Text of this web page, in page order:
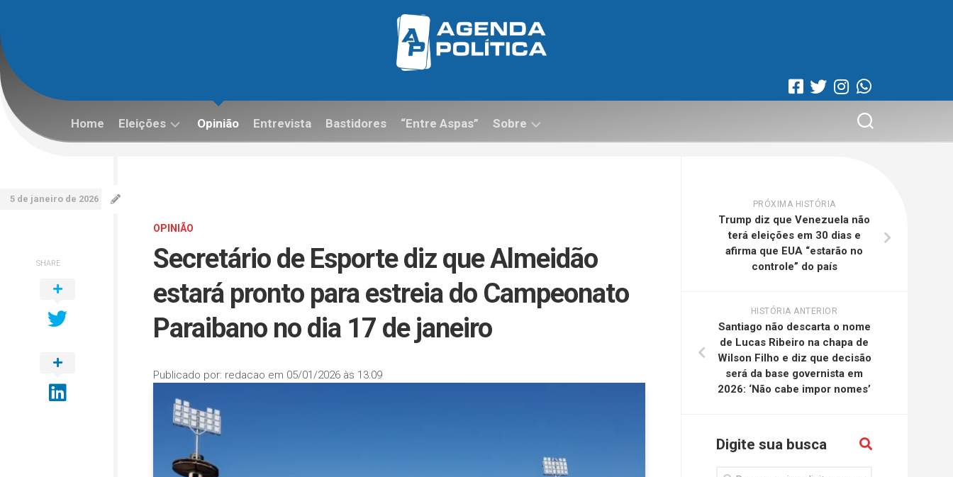
content
Home Eleições Opinião Entrevista Bastidores “Entre Aspas” Sobre
OPINIÃO
Secretário de Esporte diz que Almeidão
estará pronto para estreia do Campeonato
Paraibano no dia 17 de janeiro
Publicado por: redacao em 05/01/2026 às 13:09
5 de janeiro de 2026
SHARE
PRÓXIMA HISTÓRIA
Trump diz que Venezuela não
terá eleições em 30 dias e
afirma que EUA “estarão no
controle” do país
HISTÓRIA ANTERIOR
Santiago não descarta o nome
de Lucas Ribeiro na chapa de
Wilson Filho e diz que decisão
será da base governista em
2026: ‘Não cabe impor nomes’
Digite sua busca